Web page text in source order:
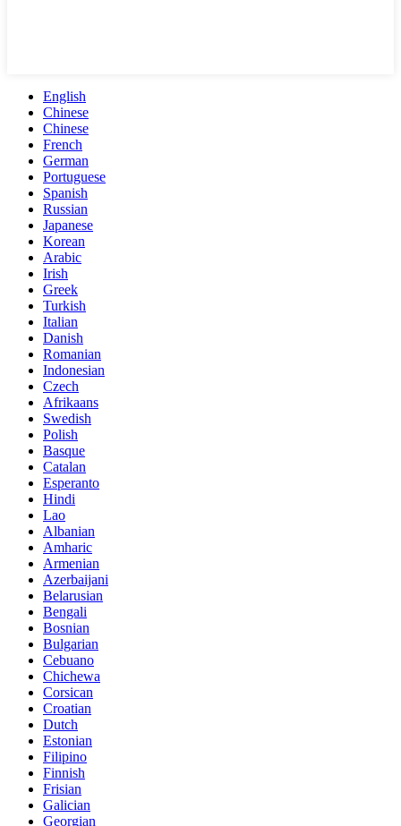
English
Chinese
Chinese
French
German
Portuguese
Spanish
Russian
Japanese
Korean
Arabic
Irish
Greek
Turkish
Italian
Danish
Romanian
Indonesian
Czech
Afrikaans
Swedish
Polish
Basque
Catalan
Esperanto
Hindi
Lao
Albanian
Amharic
Armenian
Azerbaijani
Belarusian
Bengali
Bosnian
Bulgarian
Cebuano
Chichewa
Corsican
Croatian
Dutch
Estonian
Filipino
Finnish
Frisian
Galician
Georgian